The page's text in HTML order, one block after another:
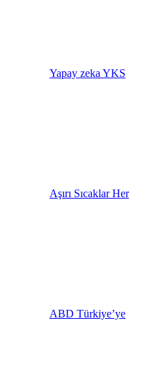
Yapay zeka YKS
Aşırı Sıcaklar Her
ABD Türkiye’ye